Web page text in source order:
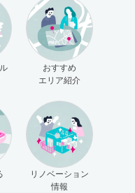
おすすめ
エリア紹介
リノベーション
情報